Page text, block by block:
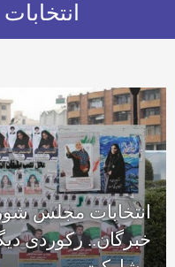
انتخابات
انتخابات مجلس
خبرگان.. رکوردی